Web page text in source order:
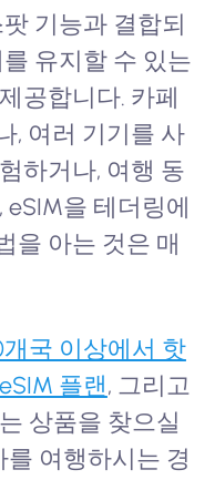
기능과 결합되
유지할 수 있는
공합니다. 카페
, 여러 기기를 사
하거나, 여행 동
을 테더링에
을 아는 것은 매
국 이상에서 핫
플랜, 그리고
상품을 찾으실
여행하시는 경